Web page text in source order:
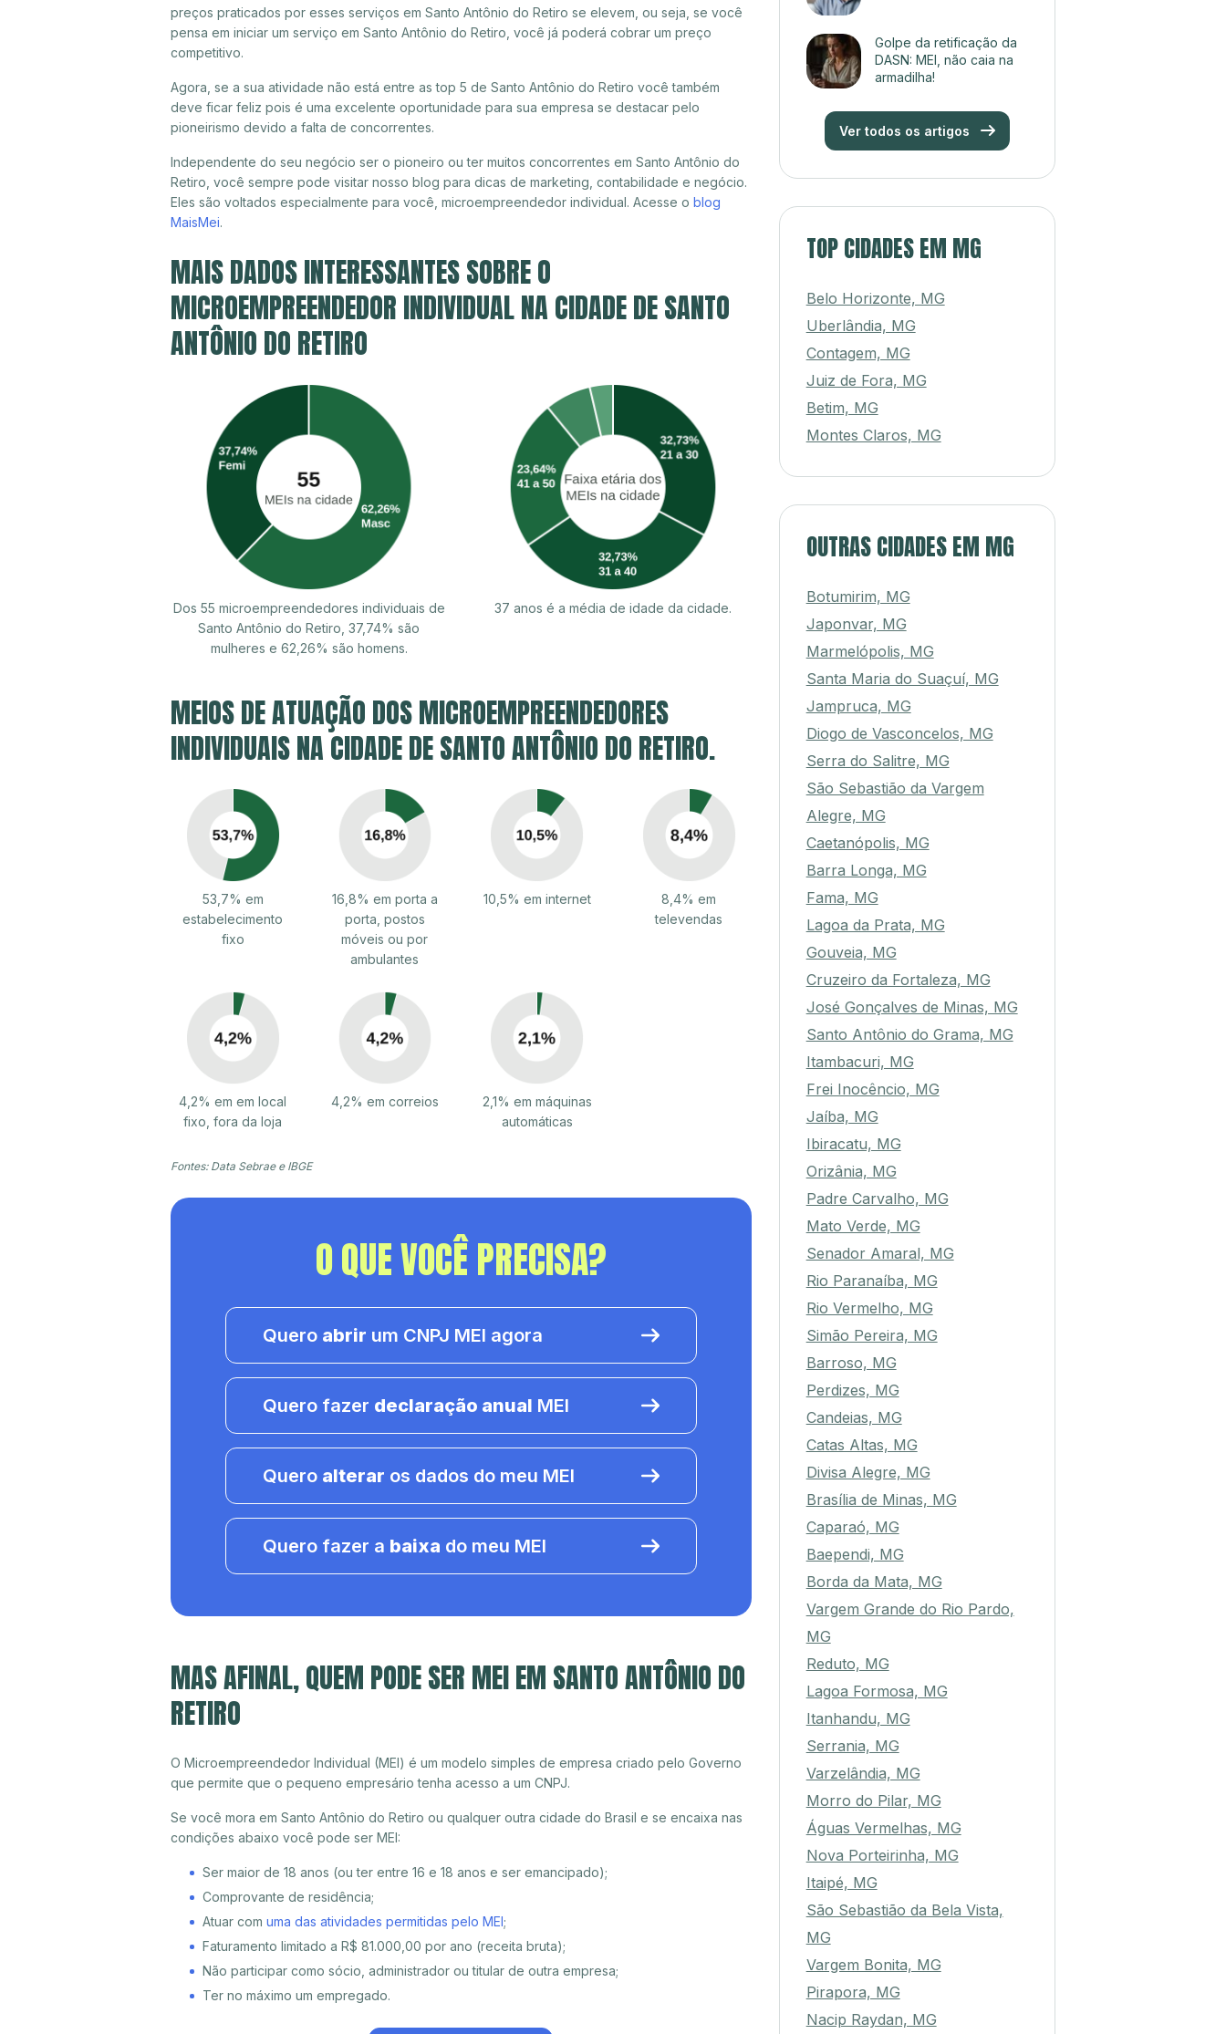
preços praticados por esses serviços em Santo Antônio do Retiro se elevem, ou seja, se você
pensa em iniciar um serviço em Santo Antônio do Retiro, você já poderá cobrar um preço
competitivo.
Agora, se a sua atividade não está entre as top 5 de Santo Antônio do Retiro você também
deve ficar feliz pois é uma excelente oportunidade para sua empresa se destacar pelo
pioneirismo devido a falta de concorrentes.
Independente do seu negócio ser o pioneiro ou ter muitos concorrentes em Santo Antônio do
Retiro, você sempre pode visitar nosso blog para dicas de marketing, contabilidade e negócio.
Eles são voltados especialmente para você, microempreendedor individual. Acesse o blog
MaisMei.
MAIS DADOS INTERESSANTES SOBRE O
MICROEMPREENDEDOR INDIVIDUAL NA CIDADE DE SANTO
ANTÔNIO DO RETIRO
Dos 55 microempreendedores individuais de
Santo Antônio do Retiro, 37,74% são
mulheres e 62,26% são homens.
37 anos é a média de idade da cidade.
MEIOS DE ATUAÇÃO DOS MICROEMPREENDEDORES
INDIVIDUAIS NA CIDADE DE SANTO ANTÔNIO DO RETIRO.
53,7% em
estabelecimento
fixo
16,8% em porta a
porta, postos
móveis ou por
ambulantes
10,5% em internet
8,4% em
televendas
4,2% em em local
fixo, fora da loja
4,2% em correios
2,1% em máquinas
automáticas
Fontes: Data Sebrae e IBGE
O QUE VOCÊ PRECISA?
Quero abrir um CNPJ MEI agora
Quero fazer declaração anual MEI
Quero alterar os dados do meu MEI
Quero fazer a baixa do meu MEI
MAS AFINAL, QUEM PODE SER MEI EM SANTO ANTÔNIO DO
RETIRO
O Microempreendedor Individual (MEI) é um modelo simples de empresa criado pelo Governo
que permite que o pequeno empresário tenha acesso a um CNPJ.
Se você mora em Santo Antônio do Retiro ou qualquer outra cidade do Brasil e se encaixa nas
condições abaixo você pode ser MEI:
Ser maior de 18 anos (ou ter entre 16 e 18 anos e ser emancipado);
Comprovante de residência;
Atuar com uma das atividades permitidas pelo MEI;
Faturamento limitado a R$ 81.000,00 por ano (receita bruta);
Não participar como sócio, administrador ou titular de outra empresa;
Ter no máximo um empregado.
Golpe da retificação da
DASN: MEI, não caia na
armadilha!
Ver todos os artigos
TOP CIDADES EM MG
Belo Horizonte, MG
Uberlândia, MG
Contagem, MG
Juiz de Fora, MG
Betim, MG
Montes Claros, MG
OUTRAS CIDADES EM MG
Botumirim, MG
Japonvar, MG
Marmelópolis, MG
Santa Maria do Suaçuí, MG
Jampruca, MG
Diogo de Vasconcelos, MG
Serra do Salitre, MG
São Sebastião da Vargem
Alegre, MG
Caetanópolis, MG
Barra Longa, MG
Fama, MG
Lagoa da Prata, MG
Gouveia, MG
Cruzeiro da Fortaleza, MG
José Gonçalves de Minas, MG
Santo Antônio do Grama, MG
Itambacuri, MG
Frei Inocêncio, MG
Jaíba, MG
Ibiracatu, MG
Orizânia, MG
Padre Carvalho, MG
Mato Verde, MG
Senador Amaral, MG
Rio Paranaíba, MG
Rio Vermelho, MG
Simão Pereira, MG
Barroso, MG
Perdizes, MG
Candeias, MG
Catas Altas, MG
Divisa Alegre, MG
Brasília de Minas, MG
Caparaó, MG
Baependi, MG
Borda da Mata, MG
Vargem Grande do Rio Pardo,
MG
Reduto, MG
Lagoa Formosa, MG
Itanhandu, MG
Serrania, MG
Varzelândia, MG
Morro do Pilar, MG
Águas Vermelhas, MG
Nova Porteirinha, MG
Itaipé, MG
São Sebastião da Bela Vista,
MG
Vargem Bonita, MG
Pirapora, MG
Nacip Raydan, MG